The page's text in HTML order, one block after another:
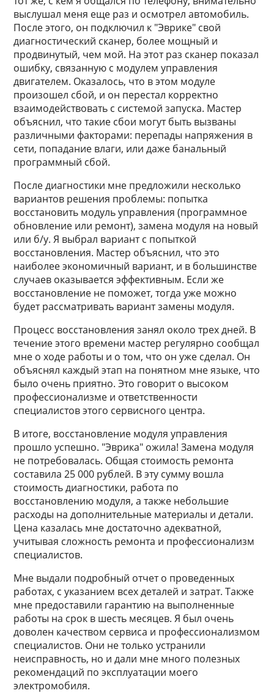
выслушал меня еще раз и осмотрел автомобиль.
После этого, он подключил к "Эврике" свой
диагностический сканер, более мощный и
продвинутый, чем мой. На этот раз сканер показал
ошибку, связанную с модулем управления
двигателем. Оказалось, что в этом модуле
произошел сбой, и он перестал корректно
взаимодействовать с системой запуска. Мастер
объяснил, что такие сбои могут быть вызваны
различными факторами: перепады напряжения в
сети, попадание влаги, или даже банальный
программный сбой.
После диагностики мне предложили несколько
вариантов решения проблемы: попытка
восстановить модуль управления (программное
обновление или ремонт), замена модуля на новый
или б/у. Я выбрал вариант с попыткой
восстановления. Мастер объяснил, что это
наиболее экономичный вариант, и в большинстве
случаев оказывается эффективным. Если же
восстановление не поможет, тогда уже можно
будет рассматривать вариант замены модуля.
Процесс восстановления занял около трех дней. В
течение этого времени мастер регулярно сообщал
мне о ходе работы и о том, что он уже сделал. Он
объяснял каждый этап на понятном мне языке, что
было очень приятно. Это говорит о высоком
профессионализме и ответственности
специалистов этого сервисного центра.
В итоге, восстановление модуля управления
прошло успешно. "Эврика" ожила! Замена модуля
не потребовалась. Общая стоимость ремонта
составила 25 000 рублей. В эту сумму вошла
стоимость диагностики, работа по
восстановлению модуля, а также небольшие
расходы на дополнительные материалы и детали.
Цена казалась мне достаточно адекватной,
учитывая сложность ремонта и профессионализм
специалистов.
Мне выдали подробный отчет о проведенных
работах, с указанием всех деталей и затрат. Также
мне предоставили гарантию на выполненные
работы на срок в шесть месяцев. Я был очень
доволен качеством сервиса и профессионализмом
специалистов. Они не только устранили
неисправность, но и дали мне много полезных
рекомендаций по эксплуатации моего
электромобиля.